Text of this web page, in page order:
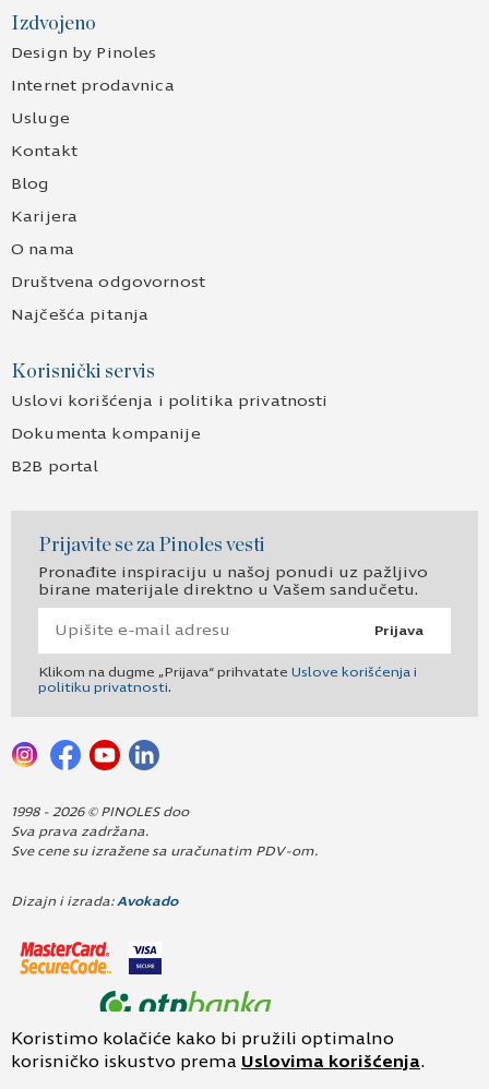
Izdvojeno
Design by Pinoles
Internet prodavnica
Usluge
Kontakt
Blog
Karijera
O nama
Društvena odgovornost
Najčešća pitanja
Korisnički servis
Uslovi korišćenja i politika privatnosti
Dokumenta kompanije
B2B portal
Prijavite se za Pinoles vesti
Pronađite inspiraciju u našoj ponudi uz pažljivo
birane materijale direktno u Vašem sandučetu.
Prijava
Klikom na dugme „Prijava“ prihvatate Uslove korišćenja i
politiku privatnosti.
1998 - 2026 © PINOLES doo
Sva prava zadržana.
Sve cene su izražene sa uračunatim PDV-om.
Dizajn i izrada: Avokado
Koristimo kolačiće kako bi pružili optimalno
korisničko iskustvo prema Uslovima korišćenja.